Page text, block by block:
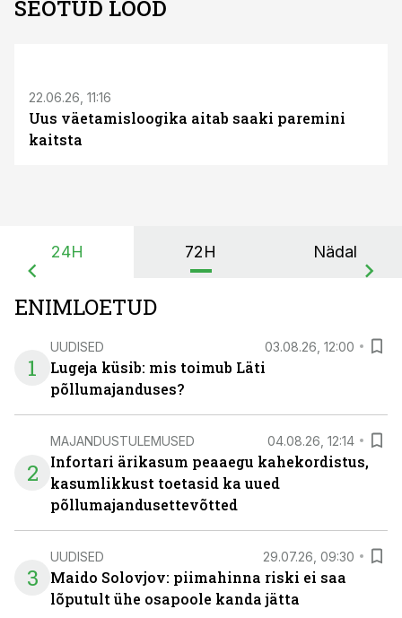
SEOTUD LOOD
22.06.26, 11:16
Uus väetamisloogika aitab saaki paremini
kaitsta
24H 72H Nädal
ENIMLOETUD
1
UUDISED 03.08.26, 12:00
Lugeja küsib: mis toimub Läti
põllumajanduses?
2
MAJANDUSTULEMUSED 04.08.26, 12:14
Infortari ärikasum peaaegu kahekordistus,
kasumlikkust toetasid ka uued
põllumajandusettevõtted
3
UUDISED 29.07.26, 09:30
Maido Solovjov: piimahinna riski ei saa
lõputult ühe osapoole kanda jätta